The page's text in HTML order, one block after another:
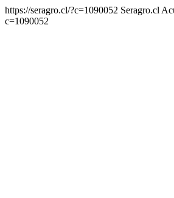
https://seragro.cl/?c=1090052 Seragro.cl
c=1090052